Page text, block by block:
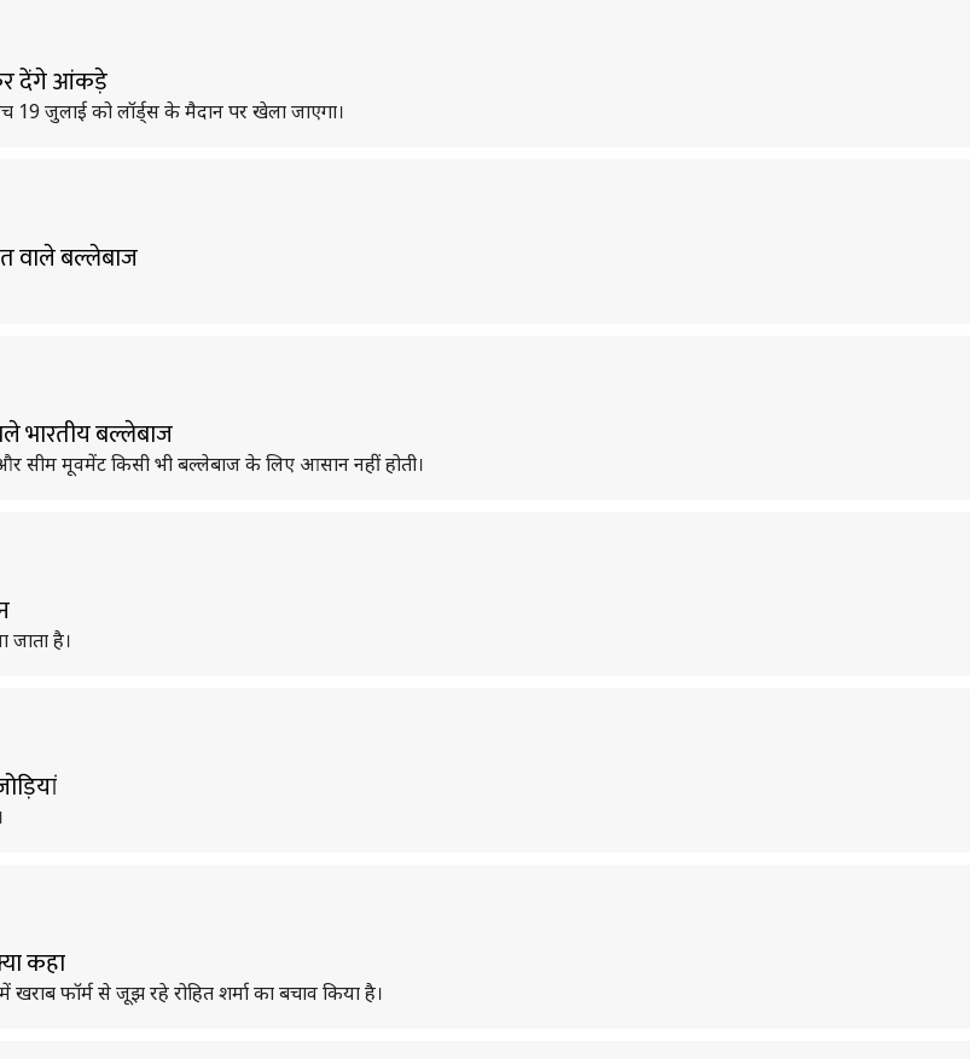
कर देंगे आंकड़े
19 जुलाई को लॉर्ड्स के मैदान पर खेला जाएगा।
वाले बल्लेबाज
भारतीय बल्लेबाज
और सीम मूवमेंट किसी भी बल्लेबाज के लिए आसान नहीं होती।
जाता है।
कहा
फॉर्म से जूझ रहे रोहित शर्मा का बचाव किया है।